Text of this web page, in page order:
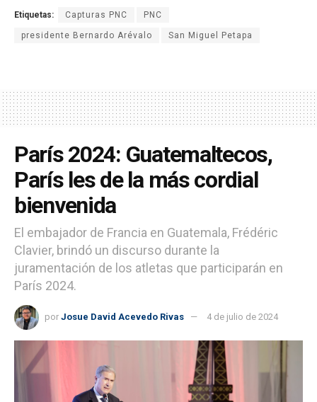
Etiquetas: Capturas PNC PNC
presidente Bernardo Arévalo San Miguel Petapa
París 2024: Guatemaltecos,
París les de la más cordial
bienvenida
El embajador de Francia en Guatemala, Frédéric
Clavier, brindó un discurso durante la
juramentación de los atletas que participarán en
París 2024.
por Josue David Acevedo Rivas 4 de julio de 2024